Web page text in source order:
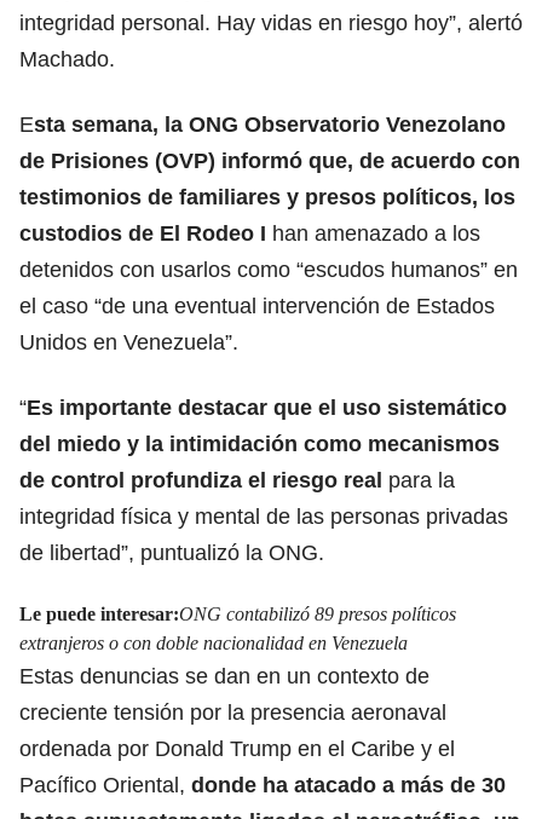
integridad personal. Hay vidas en riesgo hoy”, alertó
Machado.
Esta semana, la ONG Observatorio Venezolano
de Prisiones (OVP) informó que, de acuerdo con
testimonios de familiares y presos políticos, los
custodios de El Rodeo I han amenazado a los
detenidos con usarlos como “escudos humanos” en
el caso “de una eventual intervención de Estados
Unidos en Venezuela”.
“Es importante destacar que el uso sistemático
del miedo y la intimidación como mecanismos
de control profundiza el riesgo real para la
integridad física y mental de las personas privadas
de libertad”, puntualizó la ONG.
Le puede interesar:ONG contabilizó 89 presos políticos
extranjeros o con doble nacionalidad en Venezuela
Estas denuncias se dan en un contexto de
creciente tensión por la presencia aeronaval
ordenada por Donald Trump en el Caribe y el
Pacífico Oriental, donde ha atacado a más de 30